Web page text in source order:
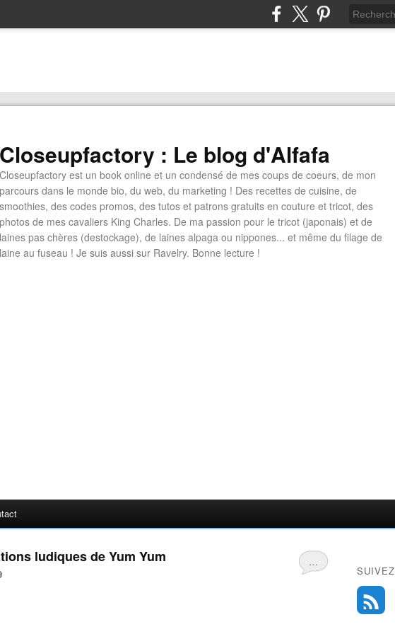
Closeupfactory : Le blog d'Alfafa
Closeupfactory est un book online et un condensé de mes coups de coeurs, de mon
parcours dans le monde bio, du web, du marketing ! Des recettes de cuisine, de
smoothies, des codes promos, des tutos et patrons gratuits en couture et tricot, des
photos de mes cavaliers King Charles. De ma passion pour le tricot (japonais) et de
laines pas chères (destockage), de laines alpaga ou nippones... et même du filage de
laine au fuseau ! Je suis aussi sur Ravelry. Bonne lecture !
…
ludiques de Yum Yum